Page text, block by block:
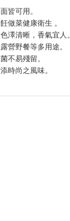
皆可用。
做菜健康衛生 。
澤清晰，香氣宜人
營野餐等多用途。
不易殘留。
時尚之風味。